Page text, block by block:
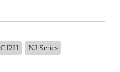
CJ2H NJ Series